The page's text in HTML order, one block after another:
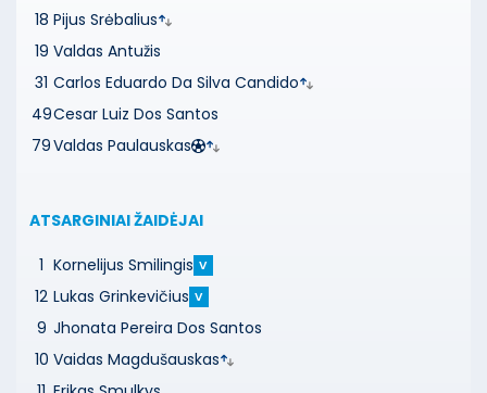
18 Pijus Srėbalius
19 Valdas Antužis
31 Carlos Eduardo Da Silva Candido
49Cesar Luiz Dos Santos
79Valdas Paulauskas
ATSARGINIAI ŽAIDĖJAI
1 Kornelijus Smilingis V
12 Lukas Grinkevičius V
9 Jhonata Pereira Dos Santos
10 Vaidas Magdušauskas